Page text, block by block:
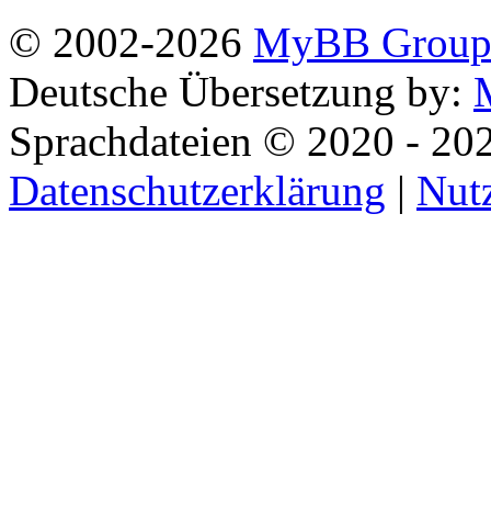
© 2002-2026 MyBB Group
Deutsche Übersetzung by:
Sprachdateien © 2020 -
Datenschutzerklärung |